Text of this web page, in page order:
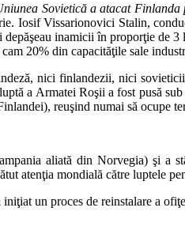
Sovietică a atacat
Iosif Vissarionovici Stalin,
inamicii în proporţie de 3
20% din capacităţile sale
nici finlandezii, nici
a Armatei Roşii a fost pusă
reuşind numai să ocupe
aliată din Norvegia) şi a
atenţia mondială către luptele
un proces de reinstalare a